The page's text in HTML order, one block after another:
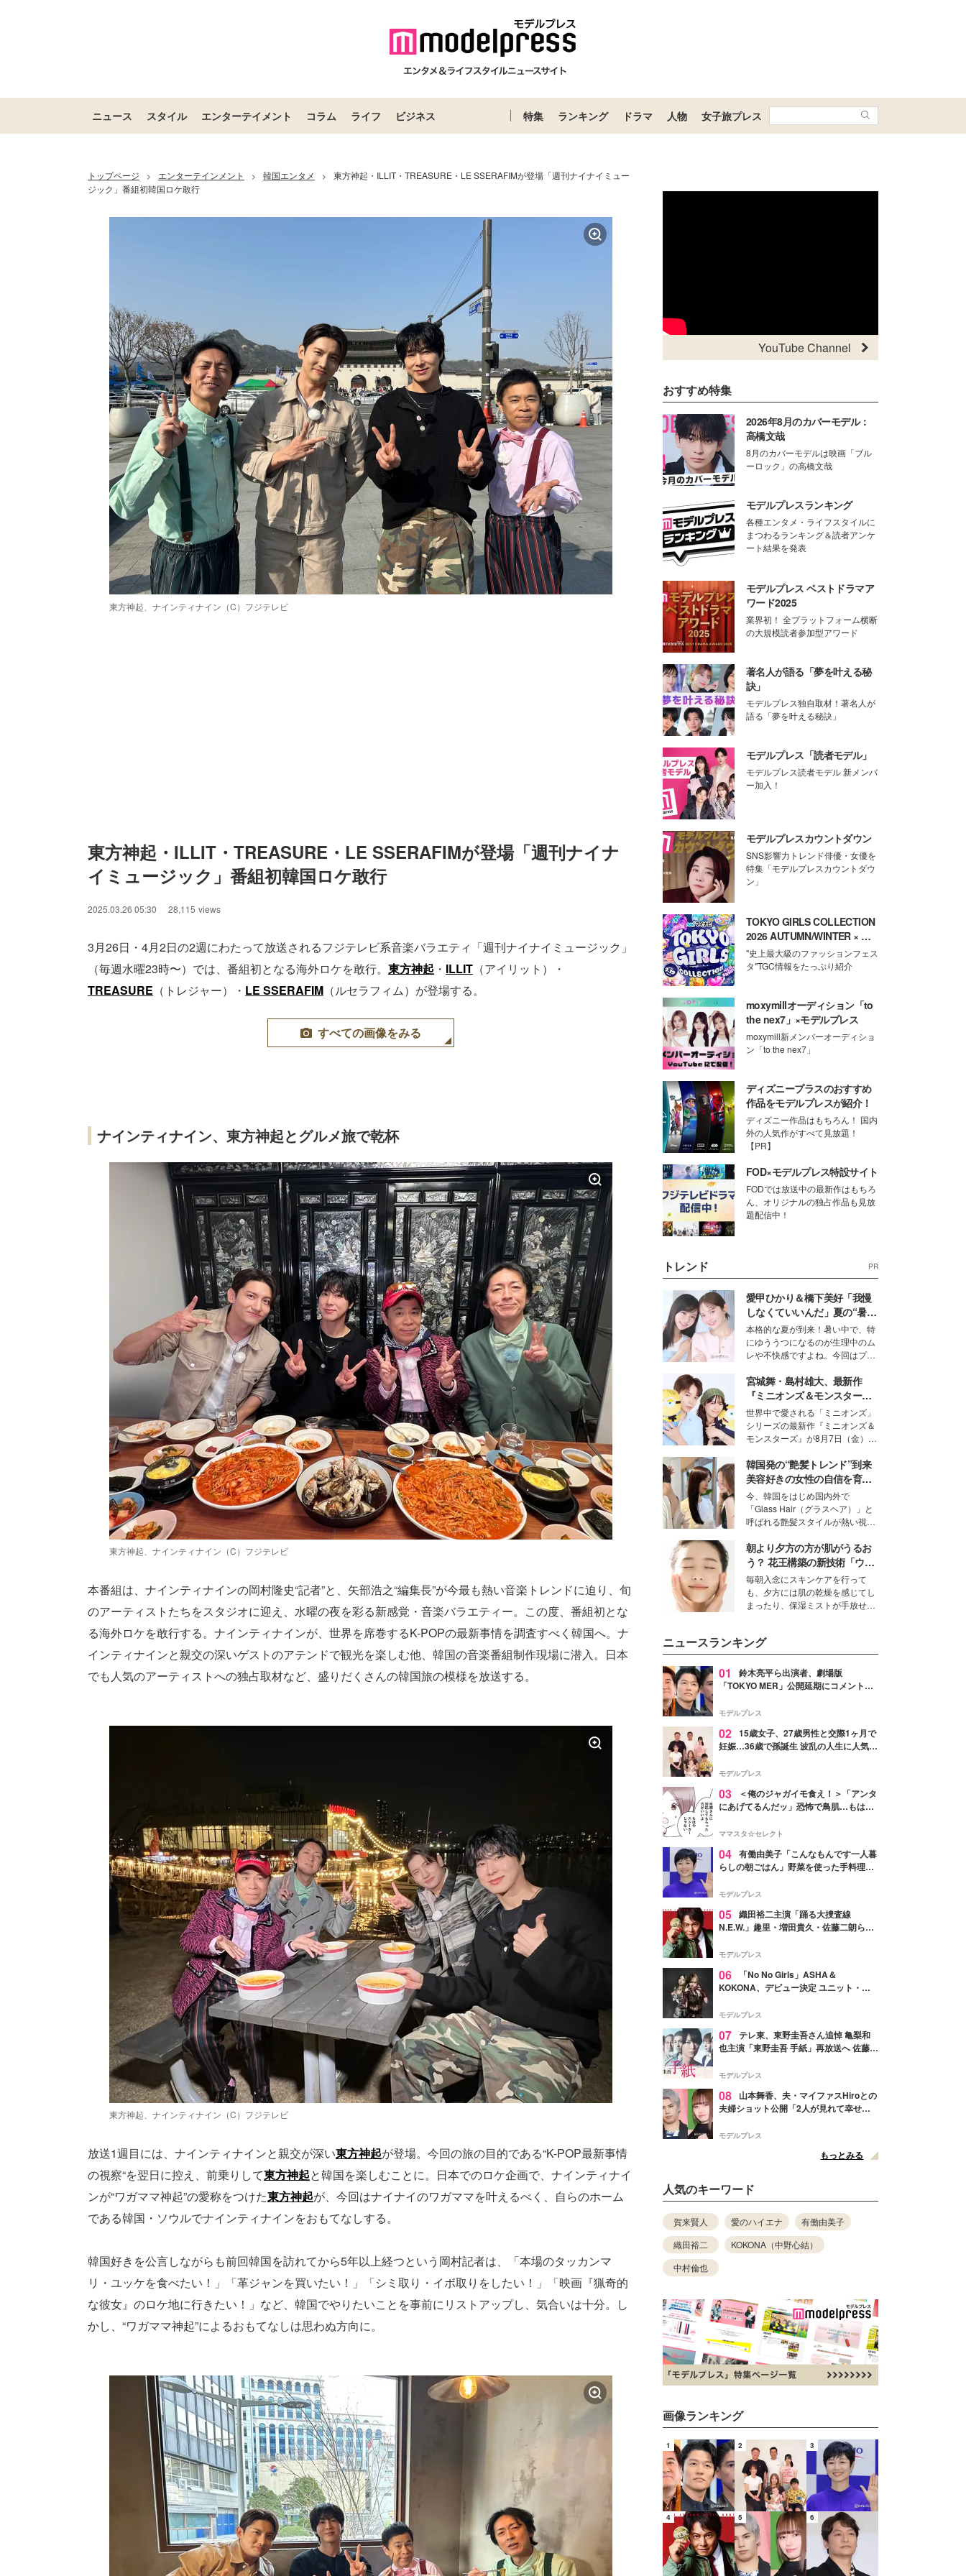
ニュース スタイル エンターテイメント コラム ライフ ビジネス 特集 ランキング ドラマ 人物 女子旅プレス
トップページ > エンターテインメント > 韓国エンタメ >
東方神起・ILLIT・TREASURE・LE SSERAFIMが登場「週刊ナイナイミュー
ジック」番組初韓国ロケ敢行
東方神起、ナインティナイン（C）フジテレビ
東方神起・ILLIT・TREASURE・LE SSERAFIMが登場「週刊ナイナ
イミュージック」番組初韓国ロケ敢行
2025.03.26 05:30 28,115 views
3月26日・4月2日の2週にわたって放送されるフジテレビ系音楽バラエティ「週刊ナイナイミュージック」
（毎週水曜23時〜）では、番組初となる海外ロケを敢行。 東方神起 ・ ILLIT （アイリット）・
TREASURE （トレジャー）・ LE SSERAFIM （ルセラフィム）が登場する。
すべての画像をみる
ナインティナイン、東方神起とグルメ旅で乾杯
東方神起、ナインティナイン（C）フジテレビ
本番組は、ナインティナインの岡村隆史“記者”と、矢部浩之“編集長”が今最も熱い音楽トレンドに迫り、旬
のアーティストたちをスタジオに迎え、水曜の夜を彩る新感覚・音楽バラエティー。この度、番組初とな
る海外ロケを敢行する。ナインティナインが、世界を席巻するK-POPの最新事情を調査すべく韓国へ。ナ
インティナインと親交の深いゲストのアテンドで観光を楽しむ他、韓国の音楽番組制作現場に潜入。日本
でも人気のアーティストへの独占取材など、盛りだくさんの韓国旅の模様を放送する。
東方神起、ナインティナイン（C）フジテレビ
放送1週目には、ナインティナインと親交が深い東方神起が登場。今回の旅の目的である“K-POP最新事情
の視察“を翌日に控え、前乗りして東方神起と韓国を楽しむことに。日本でのロケ企画で、ナインティナイ
ンが“ワガママ神起”の愛称をつけた東方神起が、今回はナイナイのワガママを叶えるべく、自らのホーム
である韓国・ソウルでナインティナインをおもてなしする。
韓国好きを公言しながらも前回韓国を訪れてから5年以上経つという岡村記者は、「本場のタッカンマ
リ・ユッケを食べたい！」「革ジャンを買いたい！」「シミ取り・イボ取りをしたい！」「映画『猟奇的
な彼女』のロケ地に行きたい！」など、韓国でやりたいことを事前にリストアップし、気合いは十分。し
かし、“ワガママ神起”によるおもてなしは思わぬ方向に。
YouTube Channel
おすすめ特集
2026年8月のカバーモデル：
高橋文哉
8月のカバーモデルは映画「ブル
ーロック」の高橋文哉
モデルプレスランキング
各種エンタメ・ライフスタイルに
まつわるランキング＆読者アンケ
ート結果を発表
モデルプレス ベストドラマア
ワード2025
業界初！ 全プラットフォーム横断
の大規模読者参加型アワード
著名人が語る「夢を叶える秘
訣」
モデルプレス独自取材！著名人が
語る「夢を叶える秘訣」
モデルプレス「読者モデル」
モデルプレス読者モデル 新メンバ
ー加入！
モデルプレスカウントダウン
SNS影響力トレンド俳優・女優を
特集「モデルプレスカウントダウ
ン」
TOKYO GIRLS COLLECTION
2026 AUTUMN/WINTER × モ
デルプレス
"史上最大級のファッションフェス
タ"TGC情報をたっぷり紹介
moxymillオーディション「to
the nex7」×モデルプレス
moxymill新メンバーオーディショ
ン「to the nex7」
ディズニープラスのおすすめ
作品をモデルプレスが紹介！
ディズニー作品はもちろん！ 国内
外の人気作がすべて見放題！
【PR】
FOD×モデルプレス特設サイト
FODでは放送中の最新作はもちろ
ん、オリジナルの独占作品も見放
題配信中！
トレンド PR
愛甲ひかり＆橋下美好「我慢
しなくていいんだ」夏の“暑さ
対策”の新しい選択肢とは？
本格的な夏が到来！暑い中で、特
にゆううつになるのが生理中のム
レや不快感ですよね。今回はプラ
モデル・愛甲ひかりさんと橋下美
好さんを迎えて本音で女子会トー
ク。猛暑のお出かけを快適に過ご
すヒントや、2人が感動した夏の
生理の新常識にも迫りました。
宮城舞・島村雄大、最新作
『ミニオンズ＆モンスター
ズ』の魅力熱弁 ハチャメチャ
だけじゃない“友情と絆”に感
動
世界中で愛される「ミニオンズ」
シリーズの最新作『ミニオンズ＆
モンスターズ』が8月7日（金）に
ニオン好き”という共通点を持つモ
デルの宮城舞と島村雄大の特別対
談をお届け！それぞれの視点か
ら、今作ならではの魅力や予想外
の感動をもたらす奥深いストーリ
ーについて熱く語り合ってもらっ
た。
韓国発の“艶髪トレンド”到来
美容好きの女性の自信を育む
「ヘアケア事情」って？
今、韓国をはじめ国内外で
「Glass Hair（グラスヘア）」と
呼ばれる艶髪スタイルが熱い視線
ションの完成度を高めるベースと
して、“髪そのものの美しさ”に改
めて注目する人が増えている様
子。今回は、そんな憧れの艶やか
な髪を日常で叶える、美容好きの
女性たちのヘアケア事情を紹介し
朝より夕方の方が肌がうるお
う？ 花王構築の新技術「ウォ
ーターキャプチャリングスキ
ン（捕水肌）」がスキンケア
の常識を変える予感
毎朝入念にスキンケアを行って
も、夕方には肌の乾燥を感じてし
まったり、保湿ミストが手放せな
性を秘めた、革新的な「Water
Capturing Skin（ウォーターキャ
プチャリングスキン：捕水肌）」
技術を、花王が構築した。
ニュースランキング
01
鈴木亮平ら出演者、劇場版
「TOKYO MER」公開延期にコメント
最大の敬意とエールを」
モデルプレス
02 15歳女子、27歳男性と交際1ヶ月で
妊娠…36歳で孫誕生 波乱の人生に人気タ
よ！」
モデルプレス
03
＜俺のジャガイモ食え！＞「アンタ
にあげてるんだッ」恐怖で鳥肌…もはや
ママスタ☆セレクト
04 有働由美子「こんなもんです一人暮
らしの朝ごはん」野菜を使った手料理公
そう」と反響
モデルプレス
05 織田裕二主演「踊る大捜査線
N.E.W.」趣里・増田貴久・佐藤二朗ら新
徴する“謎のキーワード”も
モデルプレス
06
「No No Girls」ASHA＆
KOKONA、デビュー決定 ユニット・
リリースへ
モデルプレス
07 テレ東、東野圭吾さん追悼 亀梨和
也主演「東野圭吾 手紙」再放送へ 佐藤隆
モデルプレス
08
山本舞香、夫・マイファスHiroとの
夫婦ショット公開「2人が見れて幸せ」
モデルプレス
もっとみる
人気のキーワード
賀来賢人 愛のハイエナ
有働由美子
織田裕二
KOKONA（中野心結）
中村倫也
画像ランキング
1 2 3
4 5 6